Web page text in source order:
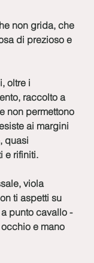
non grida, che
di prezioso e
oltre i
raccolto a
non permettono
ai margini
quasi
e rifiniti.
viola
ti aspetti su
punto cavallo -
e mano